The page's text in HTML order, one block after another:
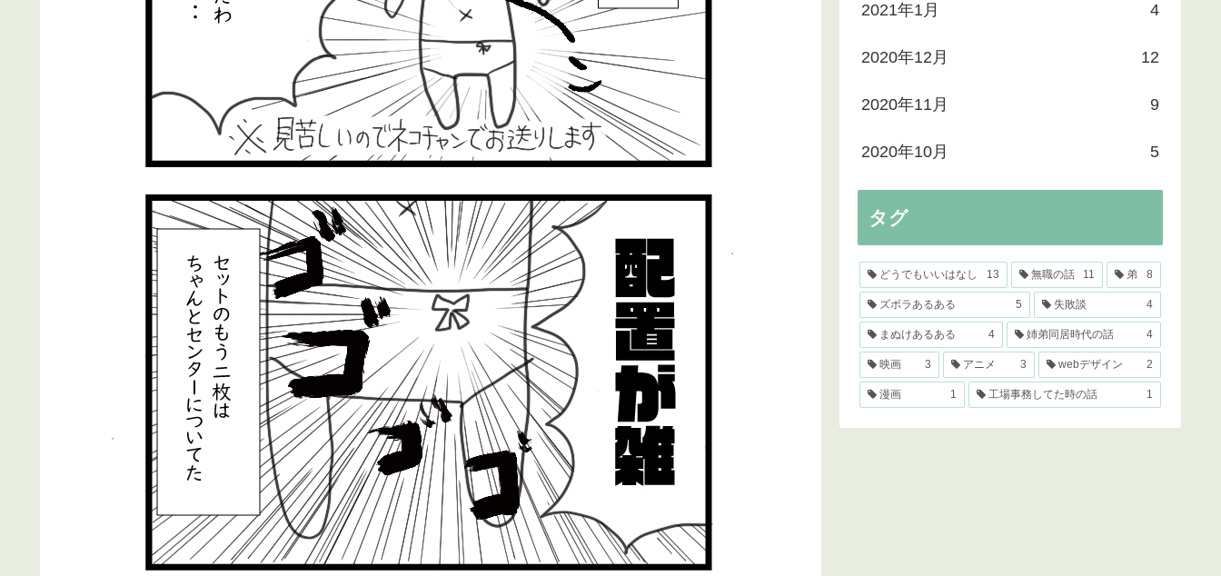
2021年1月 4
2020年12月 12
2020年11月 9
2020年10月 5
タグ
どうでもいいはなし 13 無職の話 11 弟 8
ズボラあるある 5 失敗談 4
まぬけあるある 4 姉弟同居時代の話 4
映画 3 アニメ 3 webデザイン 2
漫画 1 工場事務してた時の話 1